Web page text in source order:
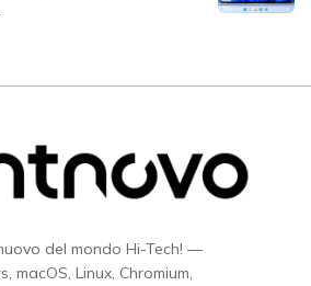
del mondo Hi-Tech! —
macOS, Linux, Chromium,